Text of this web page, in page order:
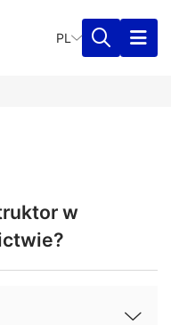
PL
w